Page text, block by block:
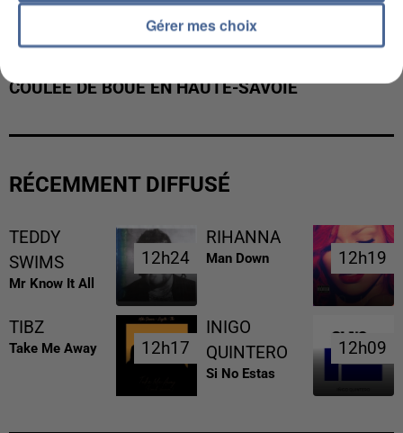
COULÉE DE BOUE EN HAUTE-SAVOIE
RÉCEMMENT DIFFUSÉ
TEDDY
SWIMS
Mr Know It All
12h24
12h24
RIHANNA
Man Down 12h19
12h19
TIBZ
Take Me Away 12h17
12h17
INIGO
QUINTERO
Si No Estas
12h09
12h09
Gérer mes choix